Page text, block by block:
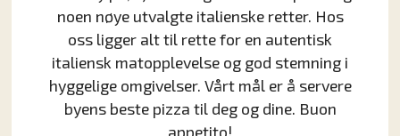
noen nøye utvalgte italienske retter. Hos
oss ligger alt til rette for en autentisk
italiensk matopplevelse og god stemning i
hyggelige omgivelser. Vårt mål er å servere
byens beste pizza til deg og dine. Buon
appetito!